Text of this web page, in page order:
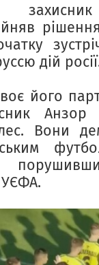
захисник
дій
його
Анзор
Вони